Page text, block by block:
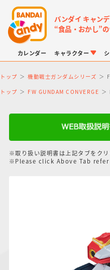
バンダイ キャン
“食品・おかし”
カレンダー キャラクター
ガン
にふぉ
＆スク
トップ 機動戦士ガンダムシリーズ
トップ FW GUNDAM CONVERGE
※取り扱い説明書は上記タブをクリ
※Please click Above Tab